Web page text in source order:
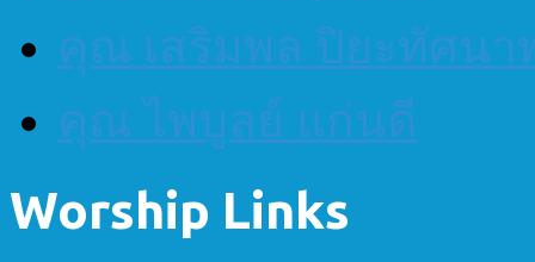
คุณ เสริมพล ปิยะทัศนา
คุณ ไพบูลย์ แก่นดี
Worship Links